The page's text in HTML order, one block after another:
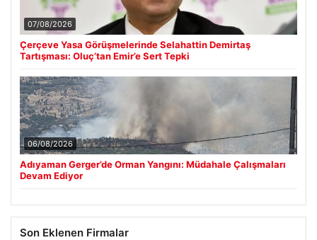
07/08/2026
Çerçeve Yasa Görüşmelerinde Selahattin Demirtaş
Tartışması: Oluç’tan Emir’e Sert Tepki
06/08/2026
Adıyaman Gerger’de Orman Yangını: Müdahale Çalışmaları
Devam Ediyor
Son Eklenen Firmalar